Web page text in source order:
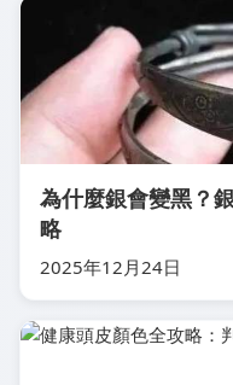
為什麼銀會變黑？
略
2025年12月24日